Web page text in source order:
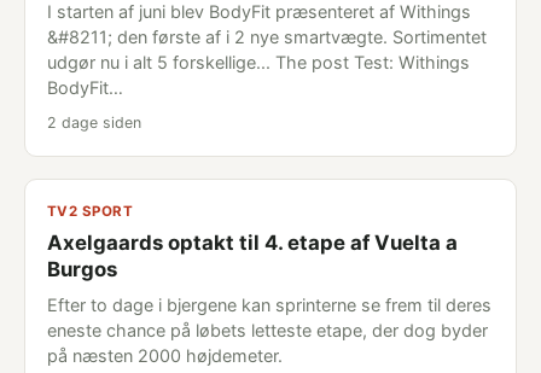
I starten af juni blev BodyFit præsenteret af Withings
&#8211; den første af i 2 nye smartvægte. Sortimentet
udgør nu i alt 5 forskellige... The post Test: Withings
BodyFit…
2 dage siden
TV2 SPORT
Axelgaards optakt til 4. etape af Vuelta a
Burgos
Efter to dage i bjergene kan sprinterne se frem til deres
eneste chance på løbets letteste etape, der dog byder
på næsten 2000 højdemeter.